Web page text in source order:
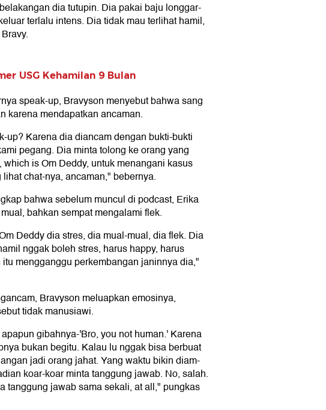
dia tutupin. Dia pakai baju longgar-
terlalu intens. Dia tidak mau terlihat hamil,
USG Kehamilan 9 Bulan
speak-up, Bravyson menyebut bahwa sang
karena mendapatkan ancaman.
up? Karena dia diancam dengan bukti-bukti
pegang. Dia minta tolong ke orang yang
is Om Deddy, untuk menangani kasus
chat-nya, ancaman," bebernya.
bahwa sebelum muncul di podcast, Erika
bahkan sempat mengalami flek.
Deddy dia stres, dia mual-mual, dia flek. Dia
nggak boleh stres, harus happy, harus
mengganggu perkembangan janinnya dia,"
Bravyson meluapkan emosinya,
tidak manusiawi.
gibahnya-'Bro, you not human.' Karena
bukan begitu. Kalau lu nggak bisa berbuat
jadi orang jahat. Yang waktu bikin diam-
koar-koar minta tanggung jawab. No, salah.
tanggung jawab sama sekali, at all," pungkas